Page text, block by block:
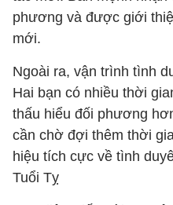
phương và được giới
mới.
Ngoài ra, vận trình tình
Hai bạn có nhiều thời
thấu hiểu đối phương
cần chờ đợi thêm thời
hiệu tích cực về tình
Tuổi Tỵ